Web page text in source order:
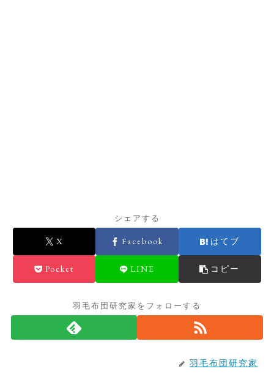
シェアする
X Facebook はてブ
Pocket LINE コピー
羽毛布団研究家をフォローする
羽毛布団研究家